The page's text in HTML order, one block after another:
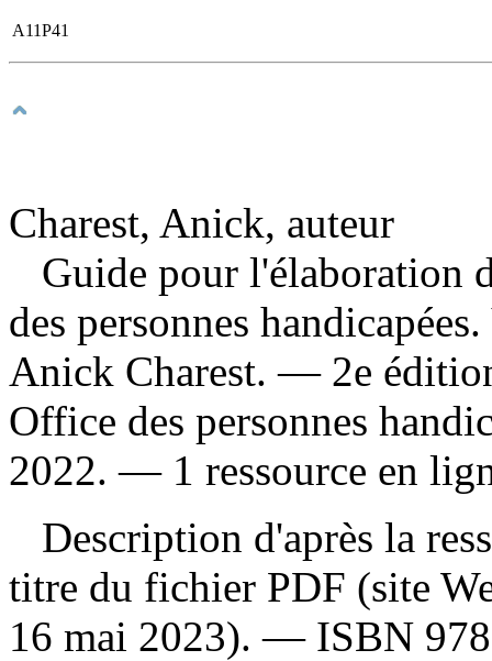
A11P41
Charest, Anick, auteur
Guide pour l'élaboration
des personnes
Anick Charest. — 2e
Office des personnes
2022. — 1 ressource en
Description d'après la
titre du fichier PDF (site
16 mai 2023). — ISBN